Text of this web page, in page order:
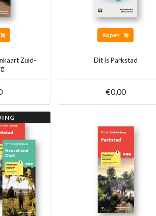
Zuid-
Kopen
Dit is Parkstad
€0,00